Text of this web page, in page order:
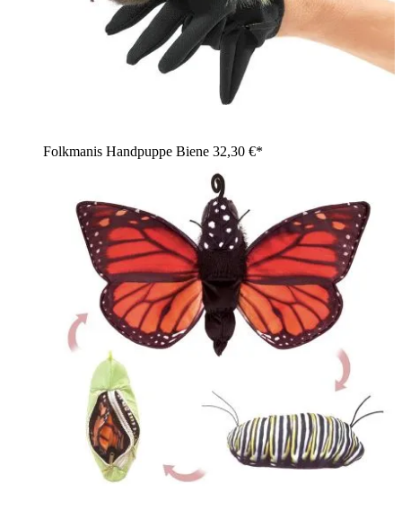
Folkmanis Handpuppe Biene 32,30 €*